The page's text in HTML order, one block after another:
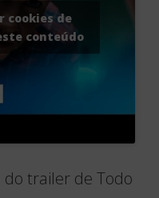
cookies de
conteúdo
do trailer de Todo